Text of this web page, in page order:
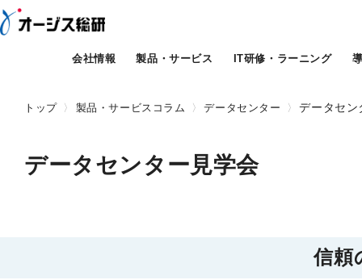
会社情報 製品・サービス IT研修・ラーニング
トップ 製品・サービスコラム データセンター データセン
データセンター見学会
信頼